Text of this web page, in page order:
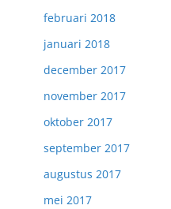
februari 2018
januari 2018
december 2017
november 2017
oktober 2017
september 2017
augustus 2017
mei 2017